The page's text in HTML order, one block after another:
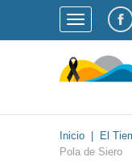
Inicio El
Pola de Siero